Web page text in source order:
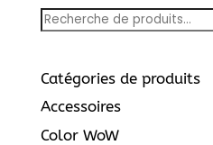
Recherche
Catégories de produits
Accessoires
Color WoW